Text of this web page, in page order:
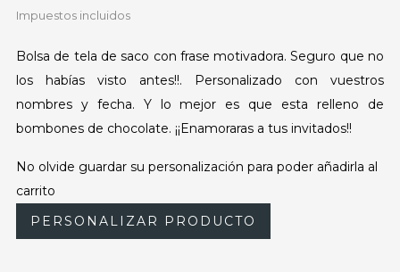
Impuestos incluidos
Bolsa de tela de saco con frase motivadora. Seguro que no
los habías visto antes!!. Personalizado con vuestros
nombres y fecha. Y lo mejor es que esta relleno de
bombones de chocolate. ¡¡Enamoraras a tus invitados!!
No olvide guardar su personalización para poder añadirla al
carrito
PERSONALIZAR PRODUCTO